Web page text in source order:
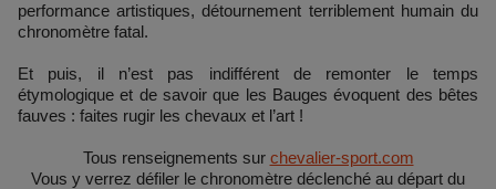
performance artistiques, détournement terriblement humain du
chronomètre fatal.
Et puis, il n’est pas indifférent de remonter le temps
étymologique et de savoir que les Bauges évoquent des bêtes
fauves : faites rugir les chevaux et l’art !
Tous renseignements sur chevalier-sport.com
Vous y verrez défiler le chronomètre déclenché au départ du